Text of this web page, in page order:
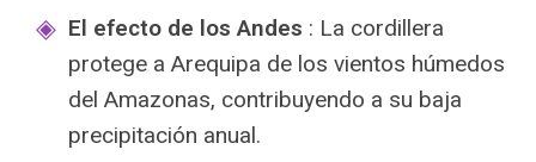
El efecto de los Andes : La cordillera
protege a Arequipa de los vientos húmedos
del Amazonas, contribuyendo a su baja
precipitación anual.